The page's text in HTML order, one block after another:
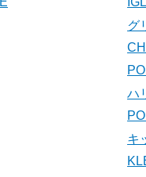
グ
ハ
キ